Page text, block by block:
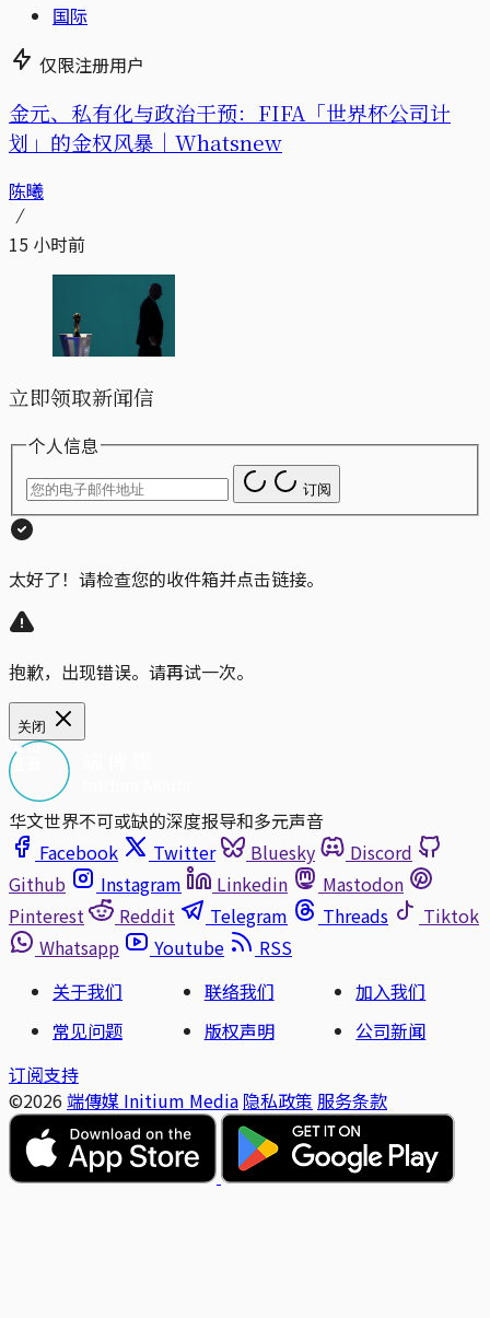
国际
仅限注册用户
金元、私有化与政治干预：FIFA「世界杯公司计
划」的金权风暴｜Whatsnew
陈曦
15 小时前
立即领取新闻信
个人信息
订阅
太好了！请检查您的收件箱并点击链接。
抱歉，出现错误。请再试一次。
关闭
华文世界不可或缺的深度报导和多元声音
Facebook
Twitter Bluesky
Discord
Github
Instagram Linkedin
Mastodon
Pinterest
Reddit Telegram Threads
Tiktok
Whatsapp
Youtube
RSS
关于我们
联络我们
加入我们
常见问题
版权声明
公司新闻
订阅支持
©2026 端傳媒 Initium Media 隐私政策 服务条款